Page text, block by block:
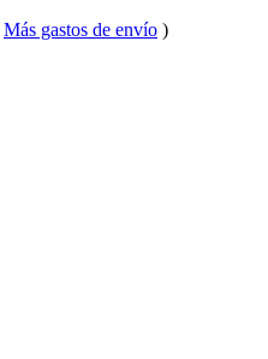
Más gastos de envío )